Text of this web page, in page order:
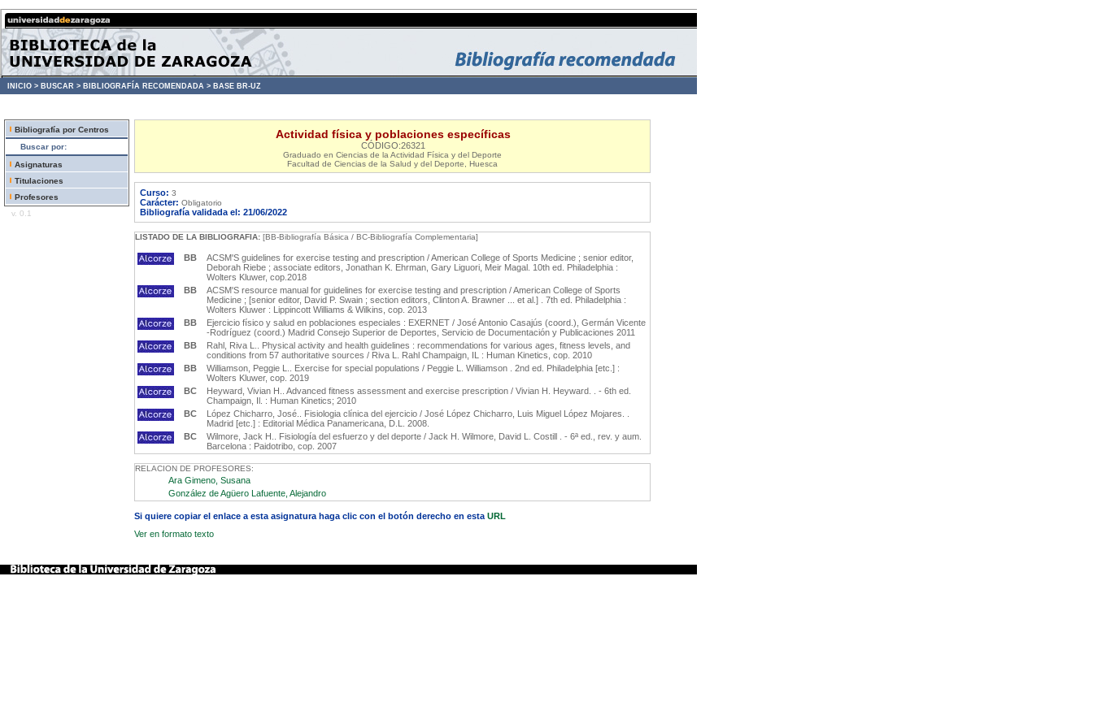
INICIO > BUSCAR > BIBLIOGRAFÍA RECOMENDADA > BASE BR-UZ
Bibliografía por Centros
Buscar por:
Asignaturas
Titulaciones
Profesores
v. 0.1
Actividad física y poblaciones específicas
CÓDIGO:26321
Graduado en Ciencias de la Actividad Física y del Deporte
Facultad de Ciencias de la Salud y del Deporte, Huesca
Curso: 3
Carácter: Obligatorio
Bibliografía validada el: 21/06/2022
LISTADO DE LA BIBLIOGRAFIA: [BB-Bibliografía Básica / BC-Bibliografía Complementaria]
BB
ACSM'S guidelines for exercise testing and prescription / American College of Sports Medicine ; senior editor,
Deborah Riebe ; associate editors, Jonathan K. Ehrman, Gary Liguori, Meir Magal. 10th ed. Philadelphia :
Wolters Kluwer, cop.2018
BB
ACSM'S resource manual for guidelines for exercise testing and prescription / American College of Sports
Medicine ; [senior editor, David P. Swain ; section editors, Clinton A. Brawner ... et al.] . 7th ed. Philadelphia :
Wolters Kluwer : Lippincott Williams & Wilkins, cop. 2013
BB
Ejercicio físico y salud en poblaciones especiales : EXERNET / José Antonio Casajús (coord.), Germán Vicente
-Rodríguez (coord.) Madrid Consejo Superior de Deportes, Servicio de Documentación y Publicaciones 2011
BB
Rahl, Riva L.. Physical activity and health guidelines : recommendations for various ages, fitness levels, and
conditions from 57 authoritative sources / Riva L. Rahl Champaign, IL : Human Kinetics, cop. 2010
BB
Williamson, Peggie L.. Exercise for special populations / Peggie L. Williamson . 2nd ed. Philadelphia [etc.] :
Wolters Kluwer, cop. 2019
BC
Heyward, Vivian H.. Advanced fitness assessment and exercise prescription / Vivian H. Heyward. . - 6th ed.
Champaign, Il. : Human Kinetics; 2010
BC
López Chicharro, José.. Fisiologia clínica del ejercicio / José López Chicharro, Luis Miguel López Mojares. .
Madrid [etc.] : Editorial Médica Panamericana, D.L. 2008.
BC
Wilmore, Jack H.. Fisiología del esfuerzo y del deporte / Jack H. Wilmore, David L. Costill . - 6ª ed., rev. y aum.
Barcelona : Paidotribo, cop. 2007
RELACION DE PROFESORES:
Ara Gimeno, Susana
González de Agüero Lafuente, Alejandro
Si quiere copiar el enlace a esta asignatura haga clic con el botón derecho en esta URL
Ver en formato texto